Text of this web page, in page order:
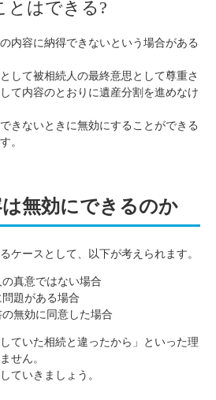
とはできる?
内容に納得できないという場合がある
して被相続人の最終意思として尊重さ
て内容のとおりに遺産分割を進めなけ
きないときに無効にすることができる
。
無効にできるのか
ケースとして、以下が考えられます。
真意ではない場合
題がある場合
無効に同意した場合
ていた相続と違ったから」といった理
せん。
ていきましょう。